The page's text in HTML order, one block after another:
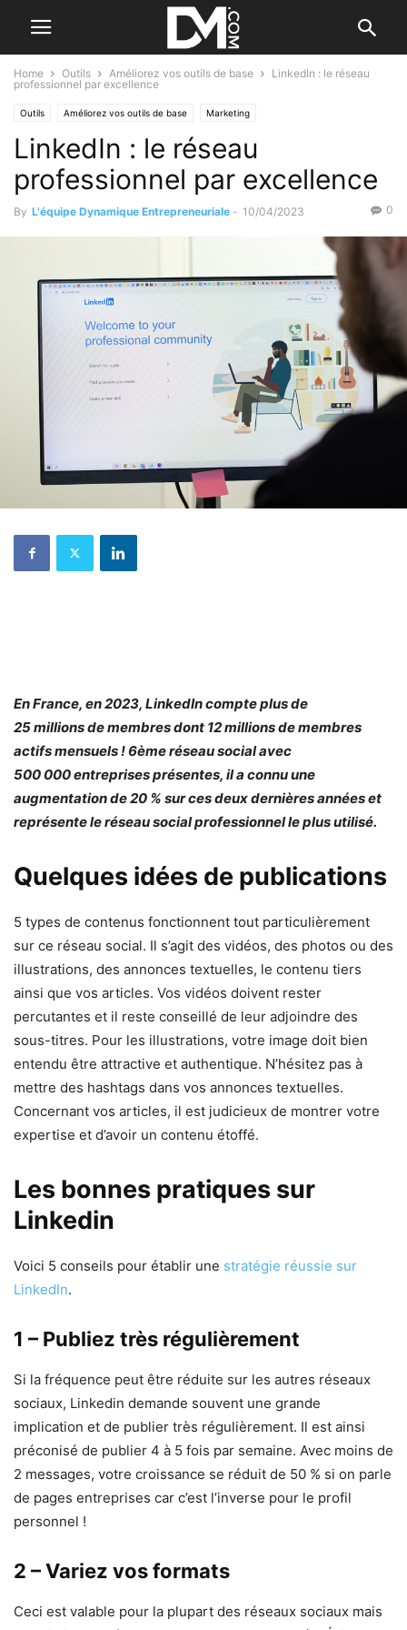
Home Outils Améliorez vos outils de base
LinkedIn : le réseau
professionnel par excellence
Outils Améliorez vos outils de base Marketing
Créer et utiliser un réseau Développer
LinkedIn : le réseau
professionnel par excellence
By L'équipe Dynamique Entrepreneuriale - 10/04/2023 0
En France, en 2023, LinkedIn compte plus de
25 millions de membres dont 12 millions de membres
actifs mensuels ! 6ème réseau social avec
500 000 entreprises présentes, il a connu une
augmentation de 20 % sur ces deux dernières années et
représente le réseau social professionnel le plus utilisé.
Quelques idées de publications
5 types de contenus fonctionnent tout particulièrement
sur ce réseau social. Il s’agit des vidéos, des photos ou des
illustrations, des annonces textuelles, le contenu tiers
ainsi que vos articles. Vos vidéos doivent rester
percutantes et il reste conseillé de leur adjoindre des
sous-titres. Pour les illustrations, votre image doit bien
entendu être attractive et authentique. N’hésitez pas à
mettre des hashtags dans vos annonces textuelles.
Concernant vos articles, il est judicieux de montrer votre
expertise et d’avoir un contenu étoffé.
Les bonnes pratiques sur
Linkedin
Voici 5 conseils pour établir une stratégie réussie sur
LinkedIn.
1 – Publiez très régulièrement
Si la fréquence peut être réduite sur les autres réseaux
sociaux, Linkedin demande souvent une grande
implication et de publier très régulièrement. Il est ainsi
préconisé de publier 4 à 5 fois par semaine. Avec moins de
2 messages, votre croissance se réduit de 50 % si on parle
de pages entreprises car c’est l’inverse pour le profil
personnel !
2 – Variez vos formats
Ceci est valable pour la plupart des réseaux sociaux mais